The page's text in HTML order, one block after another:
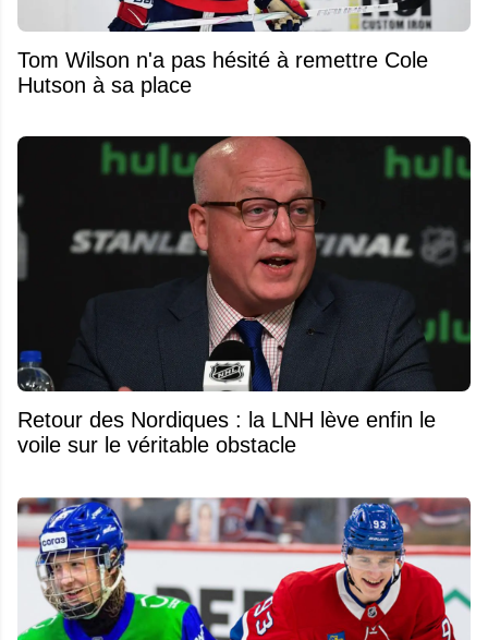
Tom Wilson n'a pas hésité à remettre Cole
Hutson à sa place
Retour des Nordiques : la LNH lève enfin le
voile sur le véritable obstacle